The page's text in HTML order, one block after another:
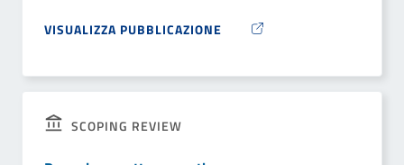
VISUALIZZA PUBBLICAZIONE
SCOPING REVIEW